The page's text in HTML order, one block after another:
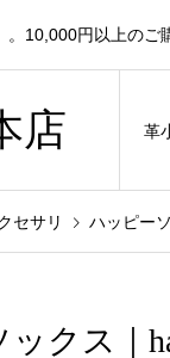
10,000円以上のご
店 革
セサリ ハッピー
クス｜